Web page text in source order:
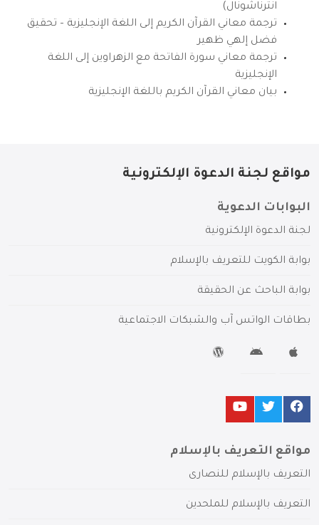
انترناشونال)
ترجمة معاني القرآن الكريم إلى اللغة الإنجليزية – تحقيق
فضل إلهي ظهير
ترجمة معاني سورة الفاتحة مع الزهراوين إلى اللغة
الإنجليزية
بيان معاني القرآن الكريم باللغة الإنجليزية
مواقع لجنة الدعوة الإلكترونية
البوابات الدعوية
لجنة الدعوة الإلكترونية
بوابة الكويت للتعريف بالإسلام
بوابة الباحث عن الحقيقة
بطاقات الواتس آب والشبكات الاجتماعية
مواقع التعريف بالإسلام
التعريف بالإسلام للنصارى
التعريف بالإسلام للملحدين